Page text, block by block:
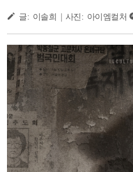
글: 이솔희 | 사진: 아이엠컬처